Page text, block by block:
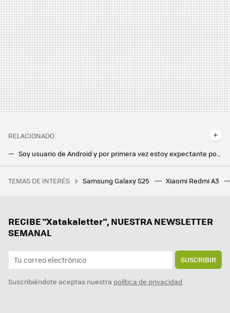
RELACIONADO
Soy usuario de Android y por primera vez estoy expectante por los nuevos iPhone 16. Este es el motivo
Bombazo confirmado, tendremos electrodomésticos de Xiaomi este año fuera de China. No puedo esperar a equipar mi cocina
TEMAS DE INTERÉS Samsung Galaxy S25 Xiaomi Redmi A3
RECIBE "Xatakaletter", NUESTRA NEWSLETTER
SEMANAL
SUSCRIBIR
Suscribiéndote aceptas nuestra política de privacidad